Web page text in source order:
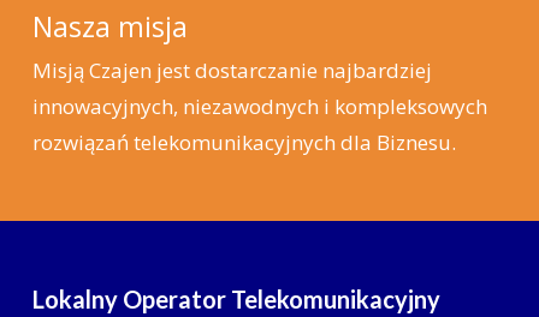
Nasza misja
Misją Czajen jest dostarczanie najbardziej
innowacyjnych, niezawodnych i kompleksowych
rozwiązań telekomunikacyjnych dla Biznesu.
Lokalny Operator Telekomunikacyjny